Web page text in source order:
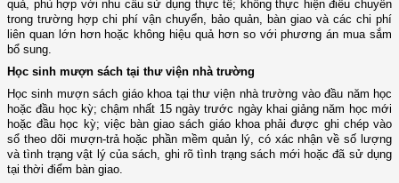
quả, phù hợp với nhu cầu sử dụng thực tế; không thực hiện điều chuyển
trong trường hợp chi phí vận chuyển, bảo quản, bàn giao và các chi phí
liên quan lớn hơn hoặc không hiệu quả hơn so với phương án mua sắm
bổ sung.
Học sinh mượn sách tại thư viện nhà trường
Học sinh mượn sách giáo khoa tại thư viện nhà trường vào đầu năm học
hoặc đầu học kỳ; chậm nhất 15 ngày trước ngày khai giảng năm học mới
hoặc đầu học kỳ; việc bàn giao sách giáo khoa phải được ghi chép vào
sổ theo dõi mượn-trả hoặc phần mềm quản lý, có xác nhận về số lượng
và tình trạng vật lý của sách, ghi rõ tình trạng sách mới hoặc đã sử dụng
tại thời điểm bàn giao.